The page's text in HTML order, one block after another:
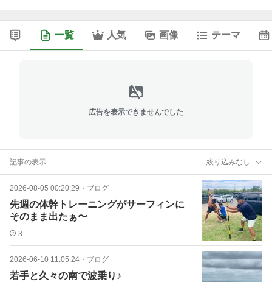
一覧 人気 画像 テーマ
広告を表示できませんでした
記事の表示 絞り込みなし
2026-08-05 00:20:29 ・ ブログ
先週の体幹トレーニングがサーフィンに
そのまま出たぁ〜
3
2026-06-10 11:05:24 ・ ブログ
若手と久々の南で波乗り♪